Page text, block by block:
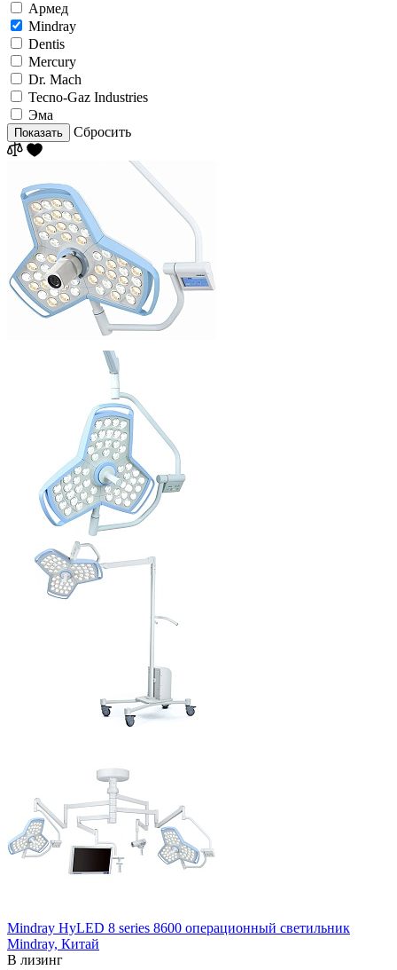
Армед
Mindray
Dentis
Mercury
Dr. Mach
Tecno-Gaz Industries
Эма
Показать Сбросить
Mindray HyLED 8 series 8600 операционный светильник
Mindray, Китай
В лизинг